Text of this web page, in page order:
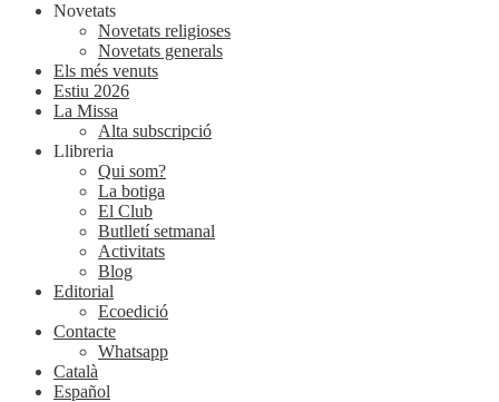
Novetats
Novetats religioses
Novetats generals
Els més venuts
Estiu 2026
La Missa
Alta subscripció
Llibreria
Qui som?
La botiga
El Club
Butlletí setmanal
Activitats
Blog
Editorial
Ecoedició
Contacte
Whatsapp
Català
Español